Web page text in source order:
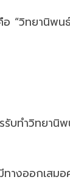
อ “วิทยานิพ
รับทำวิทยา
างออกเสมอ